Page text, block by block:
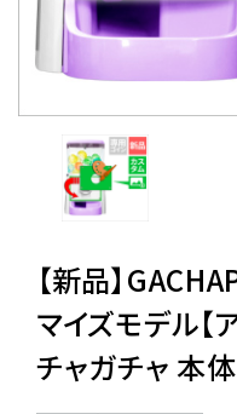
景品・玩具・文具
販促用カプセルトイ
ご利用
06-
【新品】
マイズモデル【
チャガチャ 本